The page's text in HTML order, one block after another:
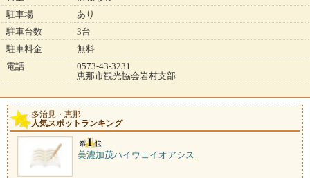
駐車場
あり
駐車台数
3台
駐車料金
無料
電話
0573-43-3231
恵那市観光協会岩村支部
多治見・恵那
人気スポットランキング
美濃加茂ハイウェイオアシス